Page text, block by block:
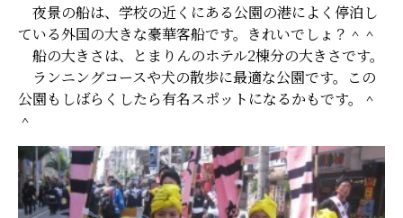
夜景の船は、学校の近くにある公園の港によく停泊し
ている外国の大きな豪華客船です。きれいでしょ？＾＾
船の大きさは、とまりんのホテル2棟分の大きさです。
ランニングコースや犬の散歩に最適な公園です。この
公園もしばらくしたら有名スポットになるかもです。＾
＾